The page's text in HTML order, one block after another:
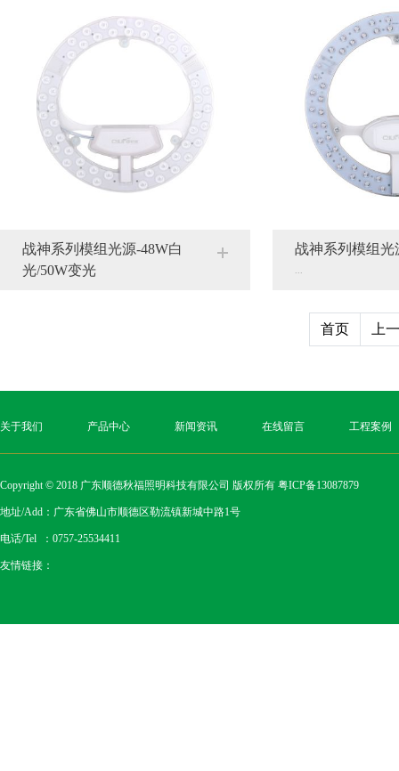
战神系列模组光源-48W白
光/50W变光
战神系列模组光
首页 上
关于我们 产品中心 新闻资讯 在线留言 工程案例
Copyright © 2018 广东顺德秋福照明科技有限公司 版权所有 粤ICP备13087879
地址/Add：广东省佛山市顺德区勒流镇新城中路1号
电话/Tel ：0757-25534411
友情链接：